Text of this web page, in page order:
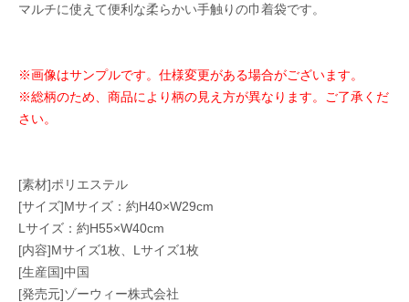
マルチに使えて便利な柔らかい手触りの巾着袋です。
※画像はサンプルです。仕様変更がある場合がございます。
※総柄のため、商品により柄の見え方が異なります。ご了承くだ
さい。
[素材]ポリエステル
[サイズ]Mサイズ：約H40×W29cm
Lサイズ：約H55×W40cm
[内容]Mサイズ1枚、Lサイズ1枚
[生産国]中国
[発売元]ゾーウィー株式会社